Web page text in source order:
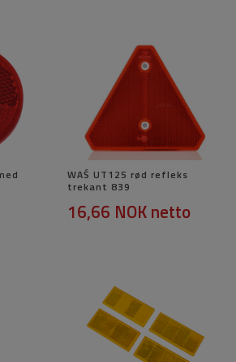
WAŚ UT125 rød refleks
trekant 839
16,66 NOKnetto